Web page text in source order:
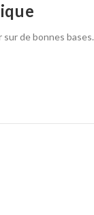
de bonnes bases.